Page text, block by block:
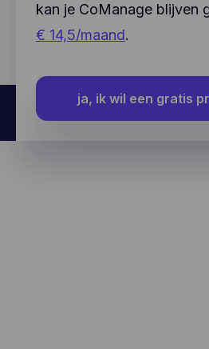
kan je CoManage blijven
€ 14,5/maand.
ja, ik wil een gratis